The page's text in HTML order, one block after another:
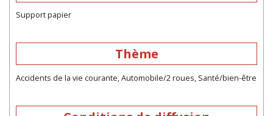
Support papier
Thème
Accidents de la vie courante, Automobile/2 roues, Santé/bien-être